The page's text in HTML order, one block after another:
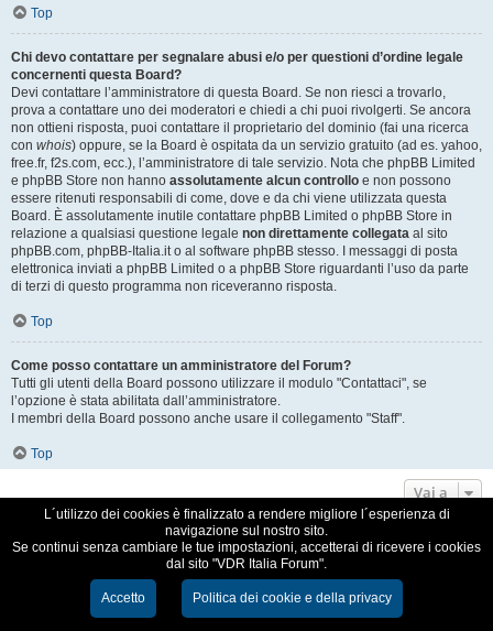
Top
Chi devo contattare per segnalare abusi e/o per questioni d’ordine legale
concernenti questa Board?
Devi contattare l’amministratore di questa Board. Se non riesci a trovarlo,
prova a contattare uno dei moderatori e chiedi a chi puoi rivolgerti. Se ancora
non ottieni risposta, puoi contattare il proprietario del dominio (fai una ricerca
con whois) oppure, se la Board è ospitata da un servizio gratuito (ad es. yahoo,
free.fr, f2s.com, ecc.), l’amministratore di tale servizio. Nota che phpBB Limited
e phpBB Store non hanno assolutamente alcun controllo e non possono
essere ritenuti responsabili di come, dove e da chi viene utilizzata questa
Board. È assolutamente inutile contattare phpBB Limited o phpBB Store in
relazione a qualsiasi questione legale non direttamente collegata al sito
phpBB.com, phpBB-Italia.it o al software phpBB stesso. I messaggi di posta
elettronica inviati a phpBB Limited o a phpBB Store riguardanti l’uso da parte
di terzi di questo programma non riceveranno risposta.
Top
Come posso contattare un amministratore del Forum?
Tutti gli utenti della Board possono utilizzare il modulo "Contattaci", se
l’opzione è stata abilitata dall’amministratore.
I membri della Board possono anche usare il collegamento "Staff".
Top
Vai a
VDR Italia, comunità italiana utilizzatori VDR
Traduzione Italiana phpBB-Italia.it
Cookie e Privacy
L´utilizzo dei cookies è finalizzato a rendere migliore l´esperienza di
navigazione sul nostro sito.
Se continui senza cambiare le tue impostazioni, accetterai di ricevere i cookies
dal sito "VDR Italia Forum".
Accetto Politica dei cookie e della privacy